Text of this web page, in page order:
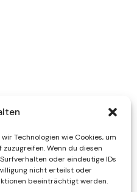
Technologien wie Cookies, um
Wenn du diesen
oder eindeutige IDs
nicht erteilst oder
beeinträchtigt werden.